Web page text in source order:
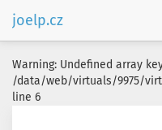
joelp.cz
Warning: Undefined array
/data/web/virtuals/9975/
line 6